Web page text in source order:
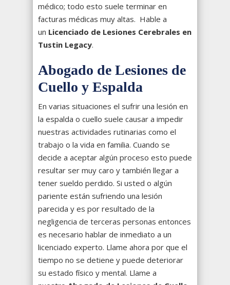
médico; todo esto suele terminar en
facturas médicas muy altas. Hable a
un Licenciado de Lesiones Cerebrales en
Tustin Legacy.
Abogado de Lesiones de
Cuello y Espalda
En varias situaciones el sufrir una lesión en
la espalda o cuello suele causar a impedir
nuestras actividades rutinarias como el
trabajo o la vida en familia. Cuando se
decide a aceptar algún proceso esto puede
resultar ser muy caro y también llegar a
tener sueldo perdido. Si usted o algún
pariente están sufriendo una lesión
parecida y es por resultado de la
negligencia de terceras personas entonces
es necesario hablar de inmediato a un
licenciado experto. Llame ahora por que el
tiempo no se detiene y puede deteriorar
su estado físico y mental. Llame a